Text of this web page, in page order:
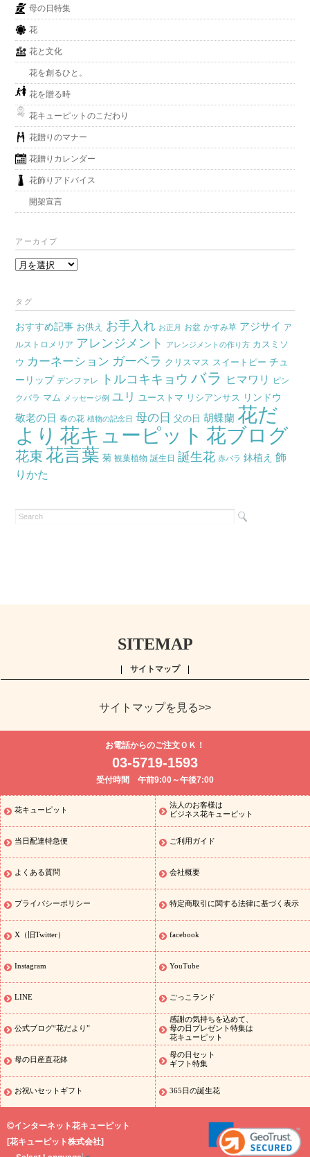
母の日特集
花
花と文化
花を創るひと。
花を贈る時
花キューピットのこだわり
花贈りのマナー
花贈りカレンダー
花飾りアドバイス
開架宣言
アーカイブ
ア
イ
ブ
タグ
おすすめ記事 お供え お手入れ お正月 お盆 かすみ草 アジサイ ア
ルストロメリア アレンジメント アレンジメントの作り方 カスミソ
ウ カーネーション ガーベラ クリスマス スイートピー チュ
ーリップ デンファレ トルコキキョウ バラ ヒマワリ
ピン
クバラ マム メッセージ例 ユリ ユーストマ リシアンサス リンドウ
敬老の日 春の花 植物の記念日 母の日 父の日 胡蝶蘭 花だ
より 花キューピット 花ブログ
花束 花言葉 菊 観葉植物 誕生日 誕生花 赤バラ 鉢植え 飾
りかた
SITEMAP
サイトマップ
サイトマップを見る>>
お祝い 誕生日フラワーギフト特集
お供え・お悔やみの花
四十九日法要以降に贈る花
通夜・葬儀に贈る花
胡蝶蘭・花鉢 プリザーブドフラワー
のイベント
ひまわり ギフト・プレゼント特集
お盆 花（新盆・初
盆）
季節のイベント お盆 花（新盆・初盆）
お盆 花（新盆・
初盆）
お盆・お供え 花とセットギフト
お盆・お供え プリザーブ
ドフラワー
ひまわり ギフト・プレゼント特集
元・暑中見舞い 花のギフト特集
敬老の日におくる花ギフト・プレ
ゼント特集
敬老の日におくる花ギフト・プレゼント特集
花のおすすめランキング
敬老の日 花鉢植えのギフト・プレゼント
特集
敬老の日 花とセットギフト・プレゼント特集
敬老の日の花
ズ』コラボキャンペーン
「きょう誕生日なんです」キャンペーン
誕生日の花を探す 誕生日フラワーギフト
誕生日フラワーギフ
ト
誕生日フラワーギフト商品一覧 バラ
9月の誕生花(リンドウ)
トギフト
「きょう誕生日なんです」キャンペーン
用途から探す お祝いの花特集 当日配達特急便
お祝い商品一覧
お祝い
開店・開業祝い 新築・引っ越し祝い 退職祝い
退院祝い・快気祝い
い
プチギフト ペットのお祝いフラワー お中元・暑中見舞い
当日配達特急便 お供え
お悔やみ商品一覧
お供え・お悔やみの花
四十九日法要以降に贈る
花
お供え お花とセットギフト
その他
お祝い返し お見舞い お取り寄せギフト ビジネス用
ご
自宅用
観葉植物 ミディ胡蝶蘭 プリザーブドフラワー
スタイ
お電話からのご注文ＯＫ！
03-5719-1593
受付時間 午前9:00～午後7:00
花キューピット
法人のお客様は
ビジネス花キューピット
当日配達特急便 ご利用ガイド
よくある質問 会社概要
プライバシーポリシー 特定商取引に関する法律に基づく表示
X（旧Twitter） facebook
Instagram YouTube
LINE ごっこランド
公式ブログ“花だより”
感謝の気持ちを込めて、
母の日プレゼント特集は
花キューピット
母の日産直花鉢
母の日セット
ギフト特集
お祝いセットギフト 365日の誕生花
インターネット花キューピット
[花キューピット株式会社]